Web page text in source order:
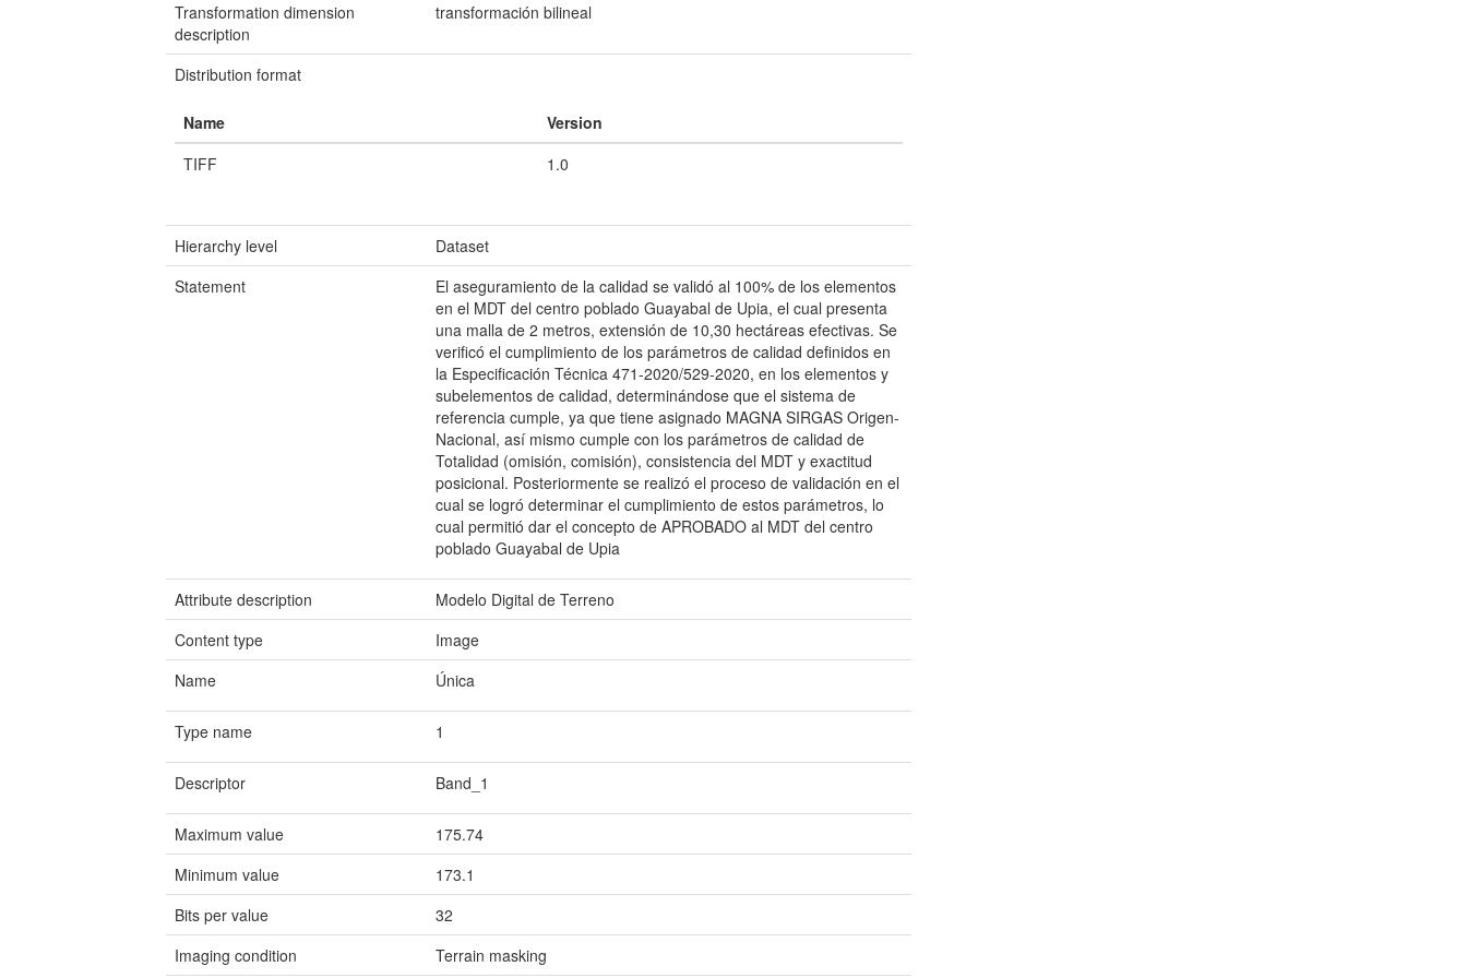
Transformation dimension
description
transformación bilineal
Distribution format
Name
Version
TIFF
1.0
Hierarchy level
Dataset
Statement
El aseguramiento de la calidad se validó al 100% de los elementos
en el MDT del centro poblado Guayabal de Upia, el cual presenta
una malla de 2 metros, extensión de 10,30 hectáreas efectivas. Se
verificó el cumplimiento de los parámetros de calidad definidos en
la Especificación Técnica 471-2020/529-2020, en los elementos y
subelementos de calidad, determinándose que el sistema de
referencia cumple, ya que tiene asignado MAGNA SIRGAS Origen-
Nacional, así mismo cumple con los parámetros de calidad de
Totalidad (omisión, comisión), consistencia del MDT y exactitud
posicional. Posteriormente se realizó el proceso de validación en el
cual se logró determinar el cumplimiento de estos parámetros, lo
cual permitió dar el concepto de APROBADO al MDT del centro
poblado Guayabal de Upia
Attribute description
Modelo Digital de Terreno
Content type
Image
Name
Única
Type name 1
Descriptor Band_1
Maximum value
175.74
Minimum value
173.1
Bits per value
32
Imaging condition
Terrain masking